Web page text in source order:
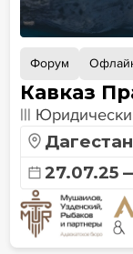
Форум
Кавказ
|||
Дагестан
27.07.25